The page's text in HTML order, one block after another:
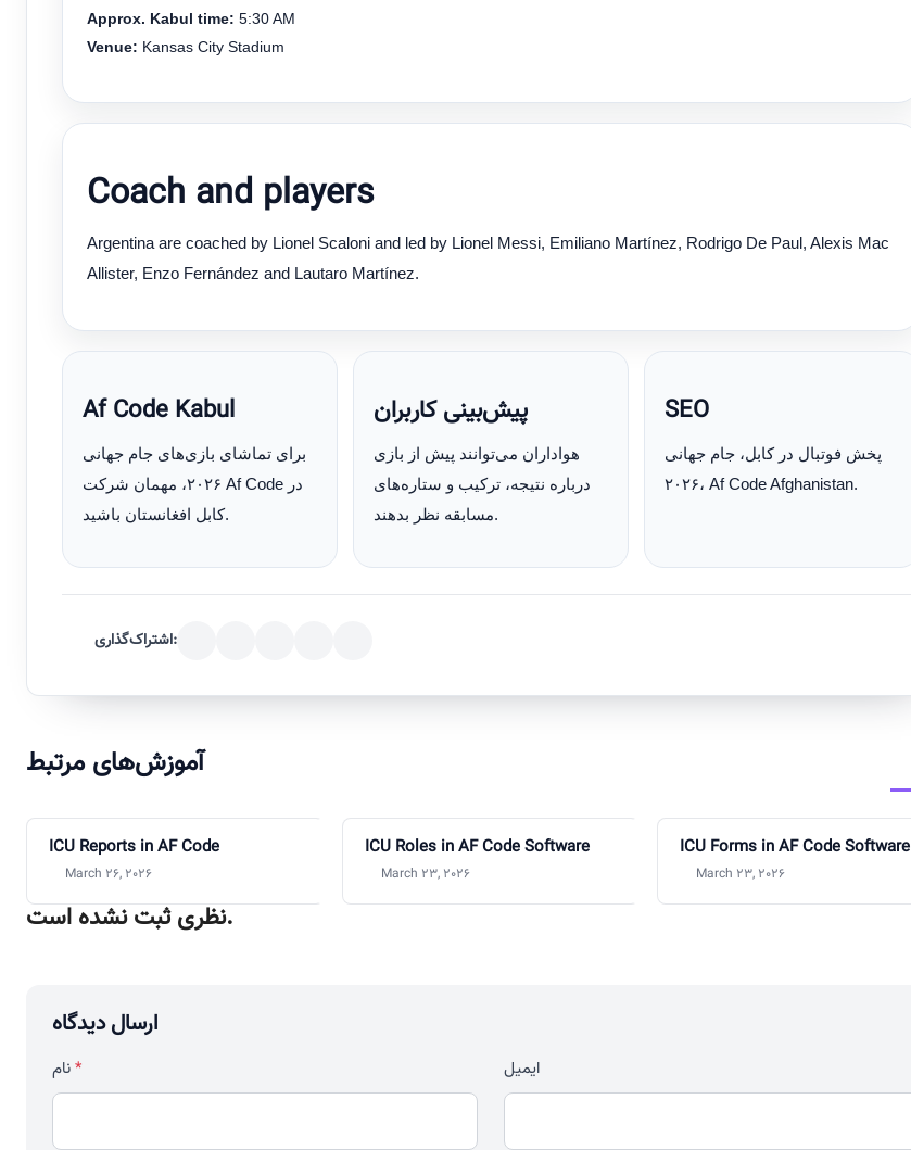
Approx. Kabul time: 5:30 AM
Venue: Kansas City Stadium
Coach and players
Argentina are coached by Lionel Scaloni and led by Lionel Messi, Emiliano Martínez, Rodrigo De Paul, Alexis Mac
Allister, Enzo Fernández and Lautaro Martínez.
Af Code Kabul
برای تماشای بازی‌های جام جهانی
۲۰۲۶، مهمان شرکت Af Code در
کابل افغانستان باشید.
پیش‌بینی کاربران
هواداران می‌توانند پیش از بازی
درباره نتیجه، ترکیب و ستاره‌های
مسابقه نظر بدهند.
SEO
پخش فوتبال در کابل، جام جهانی
۲۰۲۶، Af Code Afghanistan.
اشتراک‌گذاری:
آموزش‌های مرتبط
ICU Reports in AF Code
March 26, 2026
ICU Roles in AF Code Software
March 23, 2026
ICU Forms in AF Code Software
March 23, 2026
نظری ثبت نشده است.
ارسال دیدگاه
* ایمیل